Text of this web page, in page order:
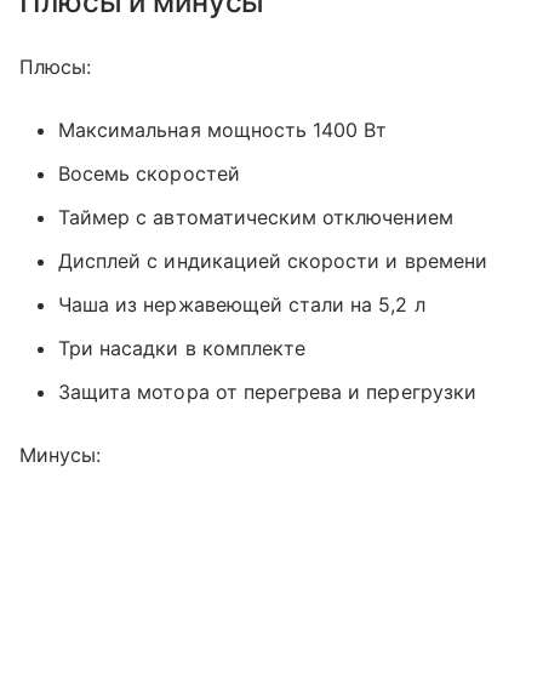
Плюсы:
Максимальная мощность 1400 Вт
Восемь скоростей
Таймер с автоматическим отключением
Дисплей с индикацией скорости и времени
Чаша из нержавеющей стали на 5,2 л
Три насадки в комплекте
Защита мотора от перегрева и перегрузки
Минусы: